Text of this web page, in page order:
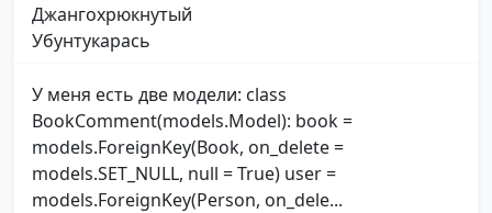
Джангохрюкнутый
Убунтукарась
У меня есть две модели: class
BookComment(models.Model): book =
models.ForeignKey(Book, on_delete =
models.SET_NULL, null = True) user =
models.ForeignKey(Person, on_dele...